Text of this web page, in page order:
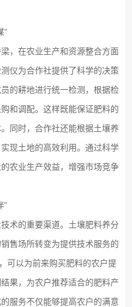
”
在农业生产和资源整合方面
仪为合作社提供了科学的决策
的耕地进行统一检测，根据检
和调配。这样既能保证肥料的
同时，合作社还能根据土壤养
现土地的高效利用。通过科学
农业生产效益，增强市场竞争
”
的重要渠道。土壤肥料养分
售场所转变为提供技术服务的
可以为前来购买肥料的农户提
果，为农户推荐适合的肥料产
服务不仅能够提高农户的满意